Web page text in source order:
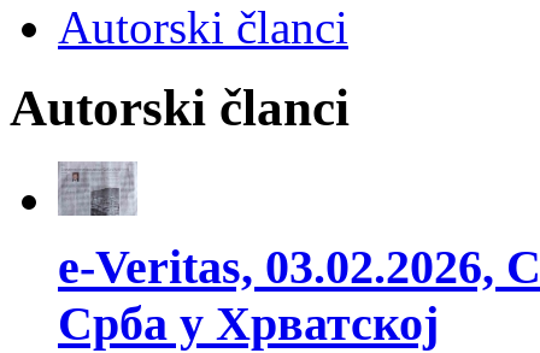
Autorski članci
Autorski članci
e-Veritas, 03.02.2026,
Срба у Хрватској